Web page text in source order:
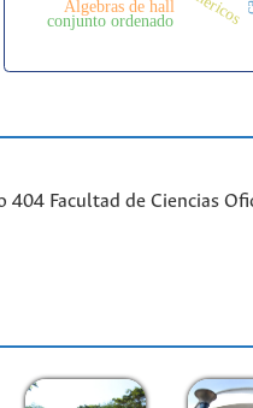
Álgebras de hall
conjunto ordenado
Facultad de Ciencias